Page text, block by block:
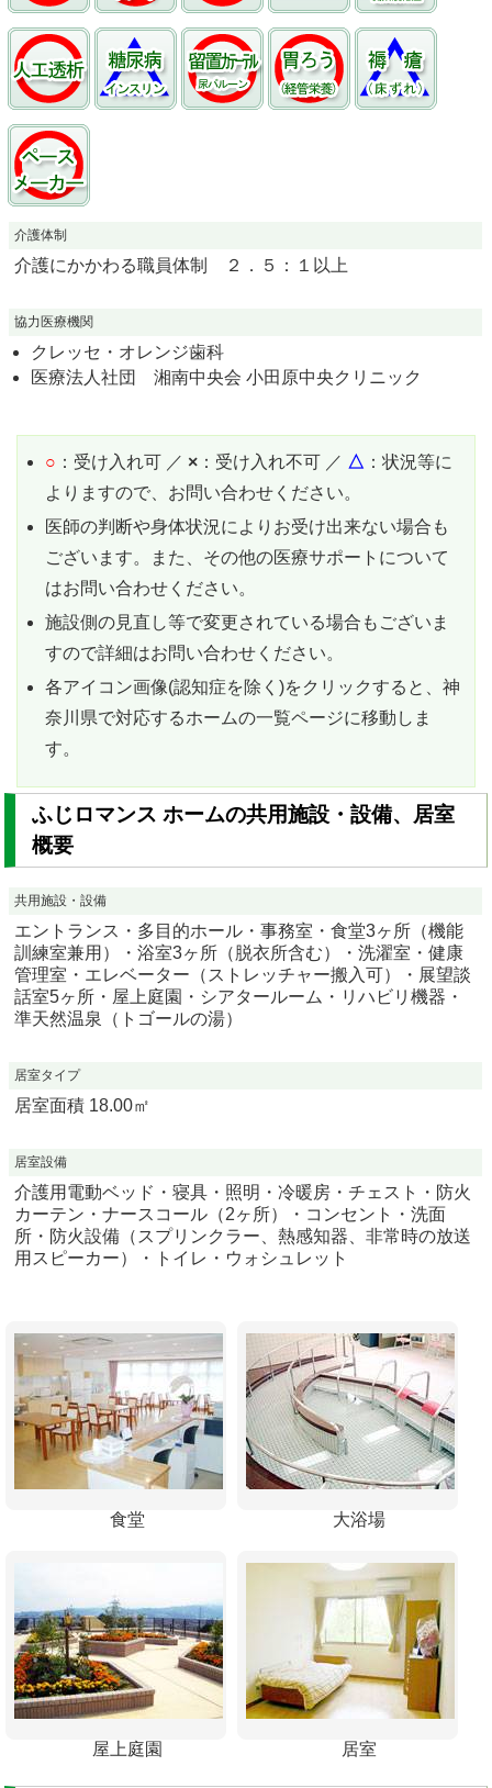
介護体制
介護にかかわる職員体制 ２．５：１以上
協力医療機関
クレッセ・オレンジ歯科
医療法人社団 湘南中央会 小田原中央クリニック
○ ：受け入れ可 ／ × ：受け入れ不可 ／ △ ：状況等に
よりますので、お問い合わせください。
医師の判断や身体状況によりお受け出来ない場合も
ございます。また、その他の医療サポートについて
はお問い合わせください。
施設側の見直し等で変更されている場合もございま
すので詳細はお問い合わせください。
各アイコン画像(認知症を除く)をクリックすると、神
奈川県で対応するホームの一覧ページに移動しま
す。
ふじロマンス ホームの共用施設・設備、居室
概要
共用施設・設備
エントランス・多目的ホール・事務室・食堂3ヶ所（機能
訓練室兼用）・浴室3ヶ所（脱衣所含む）・洗濯室・健康
管理室・エレベーター（ストレッチャー搬入可）・展望談
話室5ヶ所・屋上庭園・シアタールーム・リハビリ機器・
準天然温泉（トゴールの湯）
居室タイプ
居室面積 18.00㎡
居室設備
介護用電動ベッド・寝具・照明・冷暖房・チェスト・防火
カーテン・ナースコール（2ヶ所）・コンセント・洗面
所・防火設備（スプリンクラー、熱感知器、非常時の放送
用スピーカー）・トイレ・ウォシュレット
食堂 大浴場
屋上庭園 居室